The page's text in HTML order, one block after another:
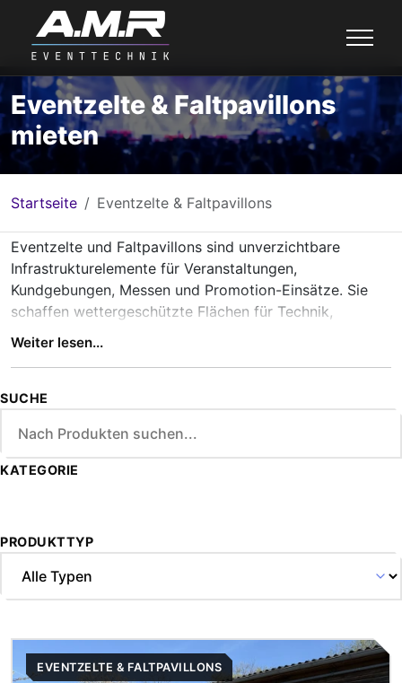
Eventzelte & Faltpavillons
mieten
Startseite Eventzelte & Faltpavillons
Eventzelte und Faltpavillons sind unverzichtbare
Infrastrukturelemente für Veranstaltungen,
Kundgebungen, Messen und Promotion-Einsätze. Sie
schaffen wettergeschützte Flächen für Technik,
Personal, Infostände oder Backstage-Bereiche und
Im Gegensatz zu einfachen Partyzelten sind Eventzelte
konzipiert. Stabile Gestellkonstruktionen, wetterfeste
Materialien und flexible Aufbauvarianten sorgen für
Weiter lesen...
SUCHE
KATEGORIE
PRODUKTTYP
EVENTZELTE & FALTPAVILLONS